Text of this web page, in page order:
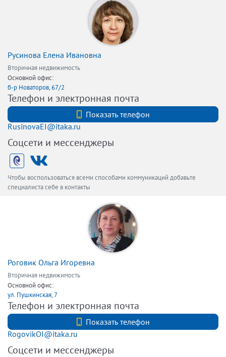
Русинова Елена Ивановна
Вторичная недвижимость
Основной офис:
б-р Новаторов, 67/2
Телефон и электронная почта
Показать телефон
RusinovaEI@itaka.ru
Соцсети и мессенджеры
Чтобы воспользоваться всеми способами коммуникаций добавьте
специалиста себе в контакты
Роговик Ольга Игоревна
Вторичная недвижимость
Основной офис:
ул. Пушкинская, 7
Телефон и электронная почта
Показать телефон
RogovikOI@itaka.ru
Соцсети и мессенджеры